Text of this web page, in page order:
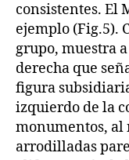
consistentes. El
ejemplo (Fig.5).
grupo, muestra
derecha que
figura
izquierdo de la
monumentos, al
arrodilladas